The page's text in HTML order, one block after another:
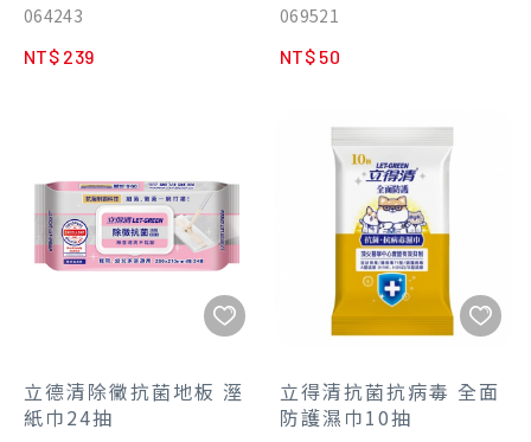
064243
NT$ 239
069521
NT$ 50
立德清除黴抗菌地板 溼
紙巾24抽
立得清抗菌抗病毒 全面
防護濕巾10抽